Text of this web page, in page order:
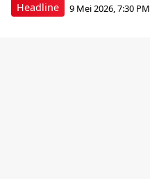
Headline 9 Mei 2026, 7:30 PM